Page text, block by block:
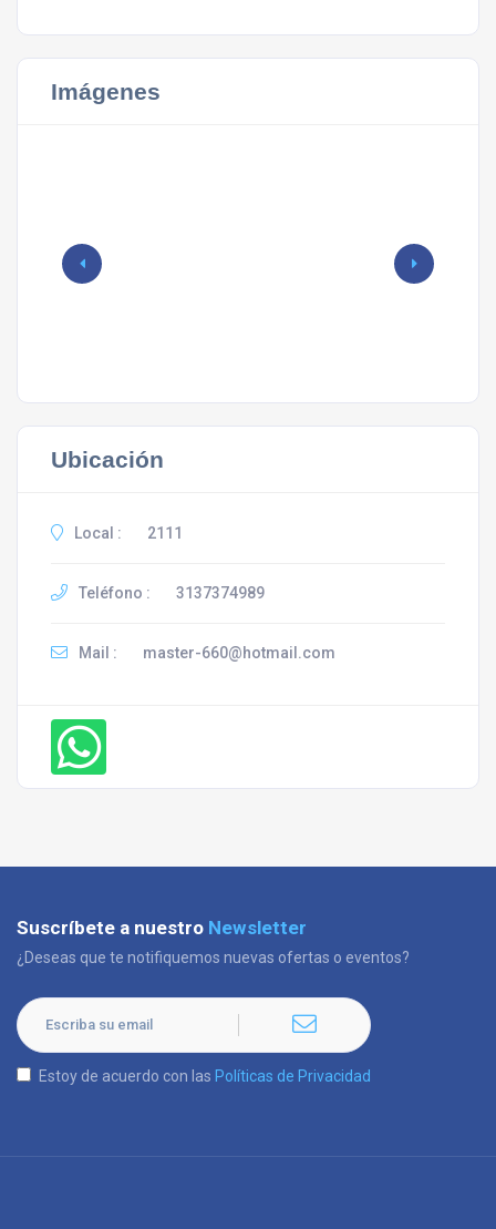
Imágenes
Ubicación
Local : 2111
Teléfono : 3137374989
Mail : master-660@hotmail.com
Suscríbete a nuestro Newsletter
¿Deseas que te notifiquemos nuevas ofertas o eventos?
Estoy de acuerdo con las Políticas de Privacidad